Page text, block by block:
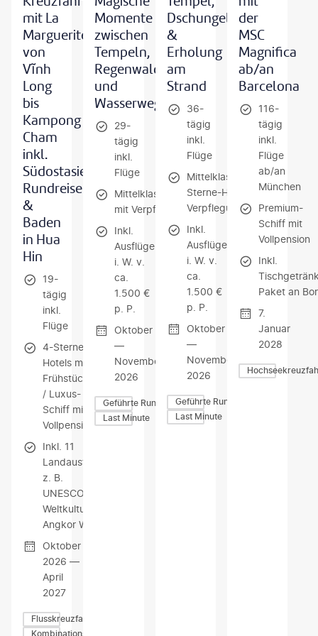
mit La
Marguerite
von
Vĩnh
Long
bis
Kampong
Cham
inkl.
Südostasien-
Rundreise
&
Baden
in Hua
Hin
19-
tägig
inkl.
Flüge
4-Sterne-
Hotels mit
Frühstück
/ Luxus-
Schiff mit
Vollpension
Inkl. 11
Landausflüge,
z. B.
UNESCO-
Weltkulturerbe
Angkor Wat
Oktober
2026 —
April
2027
Flusskreuzfahrten
Kombinationsreisen
Momente
zwischen
Tempeln,
Regenwald
und
Wasserwegen
29-
tägig
inkl.
Flüge
Mittelklassehotels
mit Verpflegung
Inkl.
Ausflüge
i. W. v.
ca.
1.500 €
p. P.
Oktober
—
November
2026
Geführte Rundreisen
Last Minute
Dschungel
&
Erholung
am
Strand
36-
tägig
inkl.
Flüge
Mittelklassehotels/4-
Sterne-Hotel mit
Verpflegung
Inkl.
Ausflüge
i. W. v.
ca.
1.500 €
p. P.
Oktober
—
November
2026
Geführte Rundreisen
Last Minute
der
MSC
Magnifica
ab/an
Barcelona
116-
tägig
inkl.
Flüge
ab/an
München
Premium-
Schiff mit
Vollpension
Inkl.
Paket an
7.
Januar
2028